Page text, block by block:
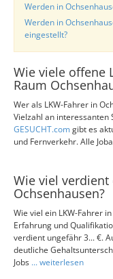
Werden in
Werden in
eingestellt?
Wie viele offene
Raum
Wer als LKW-Fahrer in
Vielzahl an interessanten
GESUCHT.comgibt es
und Fernverkehr. Alle
Wie viel verdient
Ochsenhausen?
Wie viel ein LKW-Fahrer
Erfahrung und
verdient ungefähr 3... €.
deutliche
Jobs ... weiterlesen